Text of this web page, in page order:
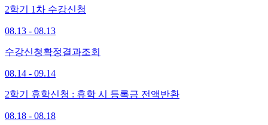
2학기 1차 수강신청
08.13 - 08.13
수강신청확정결과조회
08.14 - 09.14
2학기 휴학신청 : 휴학 시 등록금 전액반환
08.18 - 08.18